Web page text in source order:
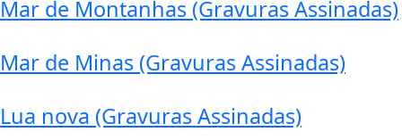
Mar de Montanhas (Gravuras Assinadas)
Mar de Minas (Gravuras Assinadas)
Lua nova (Gravuras Assinadas)